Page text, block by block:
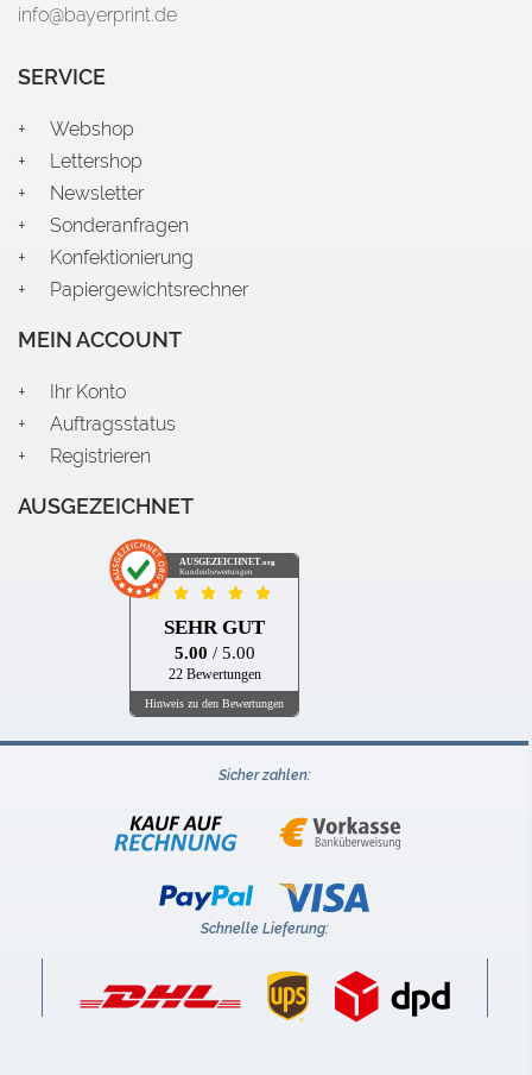
info@bayerprint.de
SERVICE
Webshop
Lettershop
Newsletter
Sonderanfragen
Konfektionierung
Papiergewichtsrechner
MEIN ACCOUNT
Ihr Konto
Auftragsstatus
Registrieren
AUSGEZEICHNET
AUSGEZEICHNET .org
Kundenbewertungen
SEHR GUT
5.00 / 5.00
22 Bewertungen
Hinweis zu den Bewertungen
Sicher zahlen:
Schnelle Lieferung: